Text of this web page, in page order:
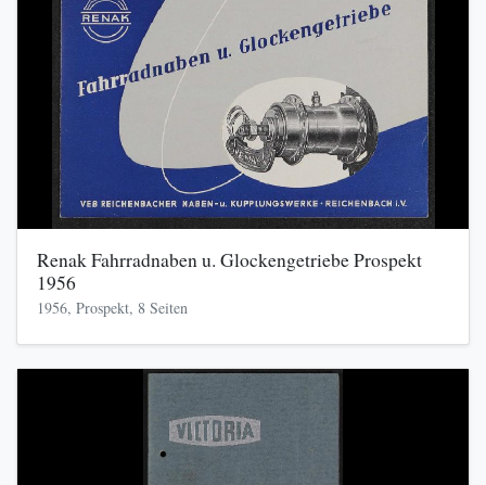
Renak Fahrradnaben u. Glockengetriebe Prospekt
1956
1956, Prospekt, 8 Seiten